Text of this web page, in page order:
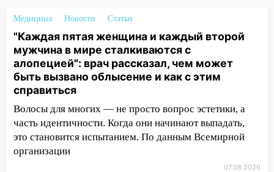
столкнулись «Лада» и Chevrolet:
пострадал 14-летний подросток
12:00 Где есть бензин в Ульяновске 7
августа: список АЗС
11:50 Заснул рядом с ребёнком и
приговор
11:38 В Ленинском районе пожар
полностью уничтожил дачный дом и
Медицина Новости Статьи
"Каждая пятая женщина и каждый второй
мужчина в мире сталкиваются с
алопецией": врач рассказал, чем может
быть вызвано облысение и как с этим
справиться
Волосы для многих — не просто вопрос эстетики, а
часть идентичности. Когда они начинают выпадать,
это становится испытанием. По данным Всемирной
организации
07.08.2026